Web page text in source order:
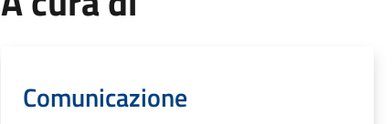
Comunicazione